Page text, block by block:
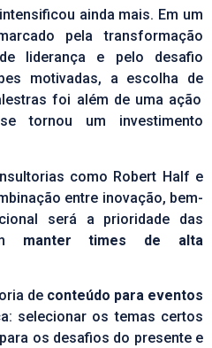
ainda mais. Em um
pela transformação
liderança e pelo desafio
motivadas, a escolha de
foi além de uma ação
tornou um investimento
como Robert Half e
entre inovação, bem-
será a prioridade das
manter times de alta
de conteúdo para eventos
selecionar os temas certos
os desafios do presente e